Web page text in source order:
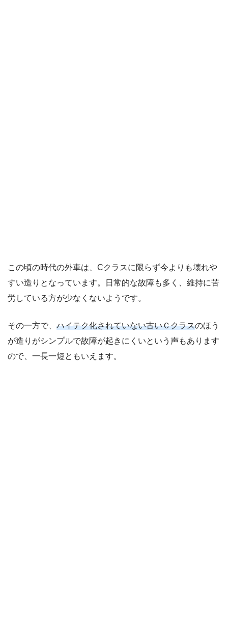
この頃の時代の外車は、Cクラスに限らず今よりも壊れや
すい造りとなっています。日常的な故障も多く、維持に苦
労している方が少なくないようです。
その一方で、 ハイテク化されていない古いＣクラスのほう
が造りがシンプルで故障が起きにくいという声もあります
ので、一長一短ともいえます。